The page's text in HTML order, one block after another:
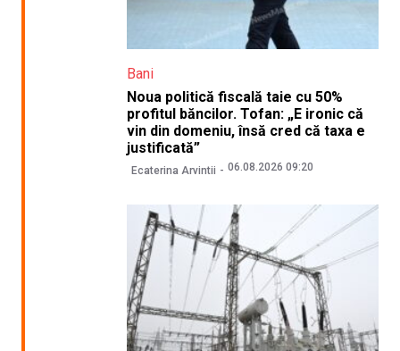
Bani
Noua politică fiscală taie cu 50%
profitul băncilor. Tofan: „E ironic că
vin din domeniu, însă cred că taxa e
justificată”
Ecaterina Arvintii 06.08.2026 09:20